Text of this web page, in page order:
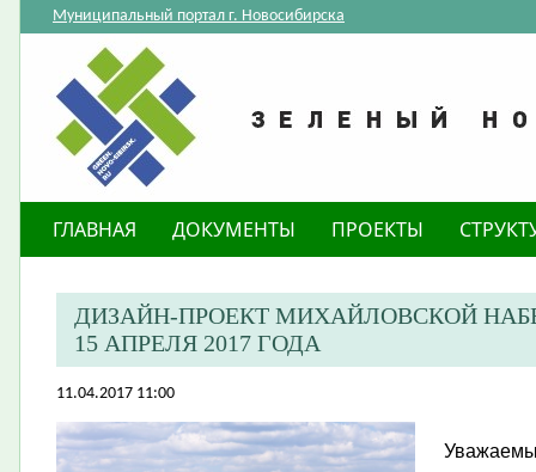
Муниципальный портал г. Новосибирска
ГЛАВНАЯ ДОКУМЕНТЫ ПРОЕКТЫ
ДИЗАЙН-ПРОЕКТ МИХАЙЛОВСКОЙ
15 АПРЕЛЯ 2017 ГОДА
11.04.2017 11:00